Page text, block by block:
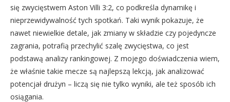
się zwycięstwem Aston Villi 3:2, co podkreśla dynamikę i
nieprzewidywalność tych spotkań. Taki wynik pokazuje, że
nawet niewielkie detale, jak zmiany w składzie czy pojedyncze
zagrania, potrafią przechylić szalę zwycięstwa, co jest
podstawą analizy rankingowej. Z mojego doświadczenia wiem,
że właśnie takie mecze są najlepszą lekcją, jak analizować
potencjał drużyn – liczą się nie tylko wyniki, ale też sposób ich
osiągania.